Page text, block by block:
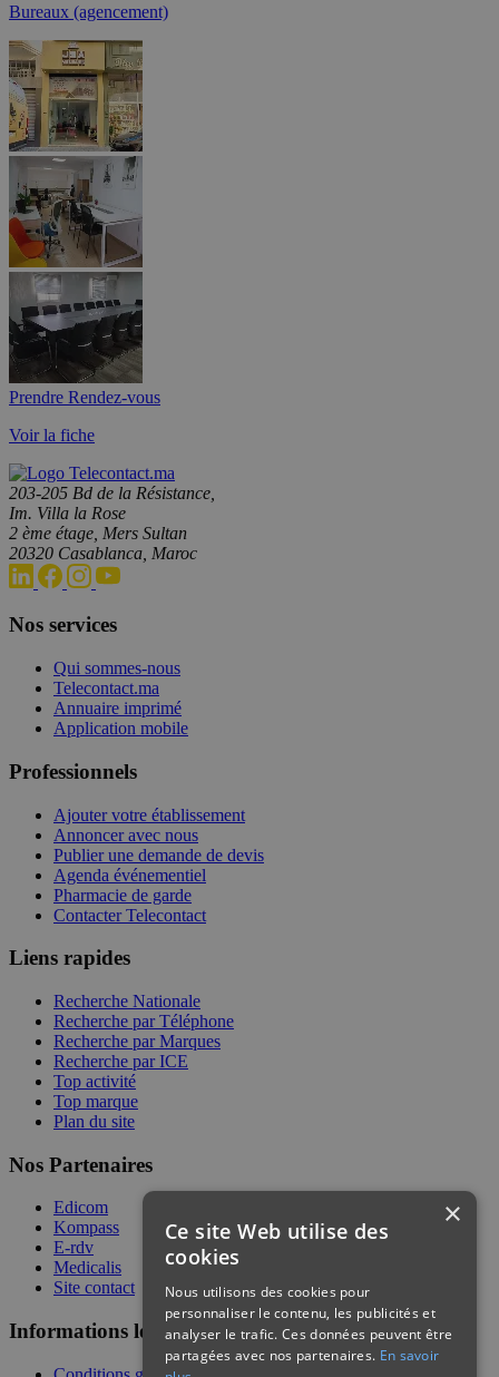
Bureaux (agencement)
Prendre Rendez-vous
Voir la fiche
203-205 Bd de la Résistance,
Im. Villa la Rose
2 ème étage, Mers Sultan
20320 Casablanca, Maroc
Nos services
Qui sommes-nous
Telecontact.ma
Annuaire imprimé
Application mobile
Professionnels
Ajouter votre établissement
Annoncer avec nous
Publier une demande de devis
Agenda événementiel
Pharmacie de garde
Contacter Telecontact
Liens rapides
Recherche Nationale
Recherche par Téléphone
Recherche par Marques
Recherche par ICE
Top activité
Top marque
Plan du site
Nos Partenaires
Edicom
Kompass
E-rdv
Medicalis
Site contact
Informations légales
×
Ce site Web utilise des
cookies
Nous utilisons des cookies pour
personnaliser le contenu, les publicités et
analyser le trafic. Ces données peuvent être
partagées avec nos partenaires. En savoir